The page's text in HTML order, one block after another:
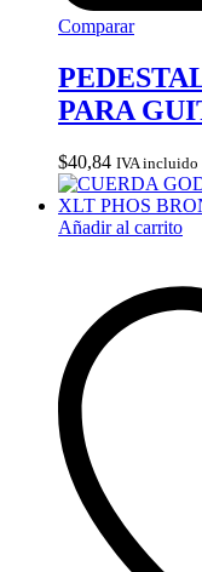
Comparar
PARA
$40,84 IVA incluido
Añadir al carrito